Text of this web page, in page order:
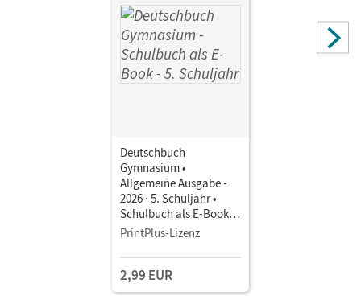
Deutschbuch
Gymnasium •
Allgemeine Ausgabe -
2026 · 5. Schuljahr •
Schulbuch als E-Book
Mit Medien
PrintPlus-Lizenz
2,99 EUR